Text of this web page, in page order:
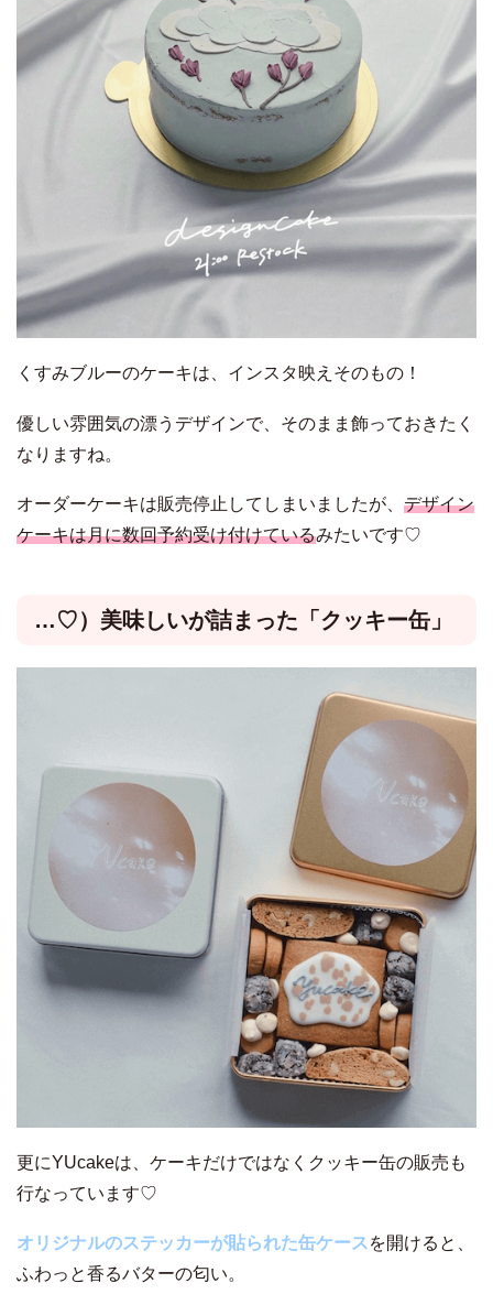
くすみブルーのケーキは、インスタ映えそのもの！
優しい雰囲気の漂うデザインで、そのまま飾っておきたく
なりますね。
オーダーケーキは販売停止してしまいましたが、 デザイン
ケーキは月に数回予約受け付けているみたいです♡
…♡）美味しいが詰まった「クッキー缶」
更にYUcakeは、ケーキだけではなくクッキー缶の販売も
行なっています♡
オリジナルのステッカーが貼られた缶ケースを開けると、
ふわっと香るバターの匂い。